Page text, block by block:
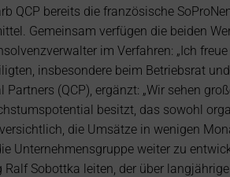
bereits die französische
Gemeinsam verfügen die beiden
im Verfahren: „Ich
insbesondere beim Betriebsrat
(QCP), ergänzt: „Wir sehen
besitzt, das sowohl
die Umsätze in wenigen
Unternehmensgruppe weiter zu
Sobottka leiten, der über